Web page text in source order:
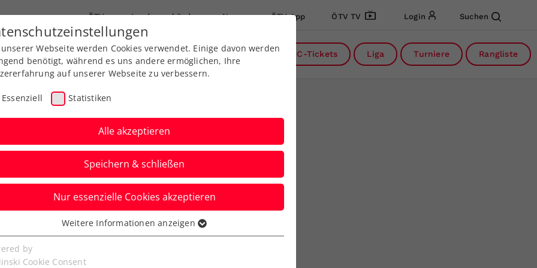
ÖTV Landesverbände News ÖTV App ÖTV TV Login Suchen
Ausbildung Services Über uns FAQ DC-Tickets Liga Turniere Rangliste
Letzte Wildcard an
Webseite werden Cookies verwendet. Einige davon werden
benötigt, während es uns andere ermöglichen, Ihre
auf unserer Webseite zu verbessern.
Essenziell Statistiken
Alle akzeptieren
Speichern & schließen
Nur essenzielle Cookies akzeptieren
Cookies werden für grundlegende Funktionen der
benötigt. Dadurch ist gewährleistet, dass die Webseite
Weitere Informationen anzeigen
by
Cookie Consent